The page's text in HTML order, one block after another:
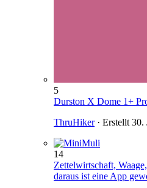
5
Durston X Dome 1+
ThruHiker· Erstellt 30.
14
Zettelwirtschaft,
daraus ist eine App